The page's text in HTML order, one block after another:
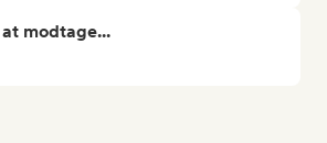
modtage...